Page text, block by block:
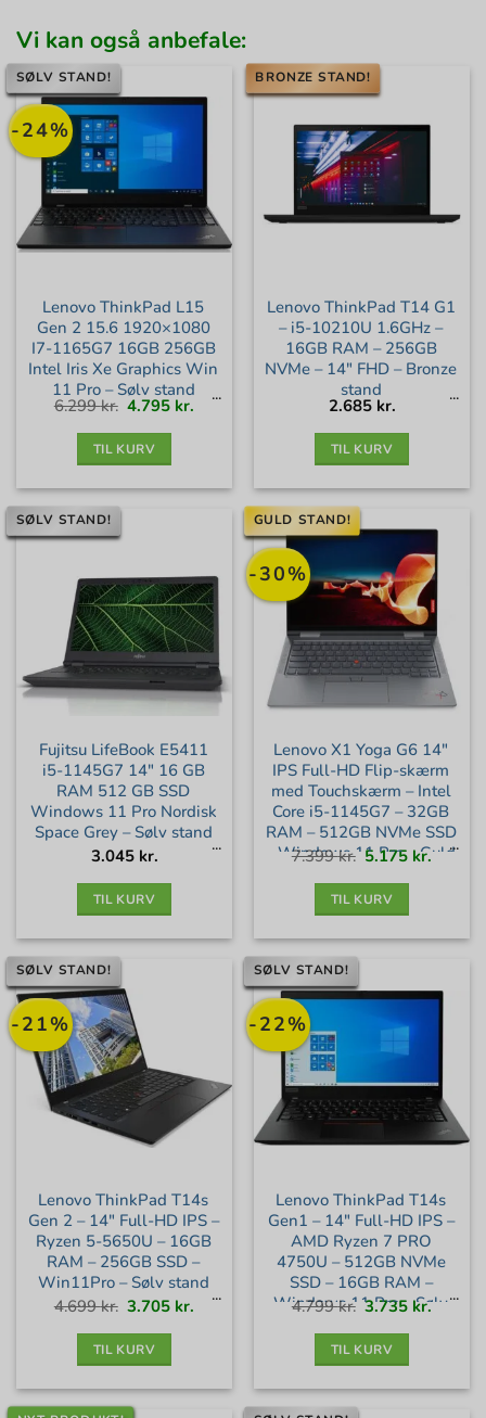
Vi kan også anbefale:
-24%
SØLV STAND!
Lenovo ThinkPad L15
Gen 2 15.6 1920×1080
I7-1165G7 16GB 256GB
Intel Iris Xe Graphics Win
11 Pro – Sølv stand
6.299kr. Den
oprindelige
pris
4.795 kr. Den
TIL KURV
BRONZE STAND!
Lenovo ThinkPad T14 G1
– i5-10210U 1.6GHz –
16GB RAM – 256GB
NVMe – 14″ FHD – Bronze
stand
2.685 kr.
TIL KURV
SØLV STAND!
Fujitsu LifeBook E5411
i5-1145G7 14″ 16 GB
RAM 512 GB SSD
Windows 11 Pro Nordisk
Space Grey – Sølv stand
3.045 kr.
TIL KURV
-30%
GULD STAND!
Lenovo X1 Yoga G6 14″
IPS Full-HD Flip-skærm
med Touchskærm – Intel
Core i5-1145G7 – 32GB
RAM – 512GB NVMe SSD
– Windows 11 Pro – Guld
7.399kr. Den
oprindelige
pris
5.175 kr.Den
TIL KURV
-21%
SØLV STAND!
Lenovo ThinkPad T14s
Gen 2 – 14″ Full-HD IPS –
Ryzen 5-5650U – 16GB
RAM – 256GB SSD –
Win11Pro – Sølv stand
4.699kr. Den
oprindelige
pris
3.705 kr. Den
TIL KURV
-22%
SØLV STAND!
Lenovo ThinkPad T14s
Gen1 – 14″ Full-HD IPS –
AMD Ryzen 7 PRO
4750U – 512GB NVMe
SSD – 16GB RAM –
Windows 11 Pro – Sølv
4.799kr. Den
oprindelige
pris
3.735 kr.Den
TIL KURV